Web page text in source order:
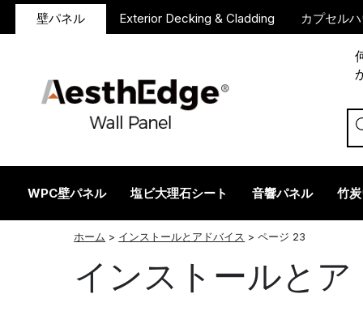
壁パネル Exterior Decking & Cladding カプセル
WPC壁パネル 塩ビ大理石シート 音響パネル 竹
ホーム > インストールとアドバイス >ページ 23
ツイッター
フェイスブック
リンクトイン
レッドディット
インスタグラム
インストールと